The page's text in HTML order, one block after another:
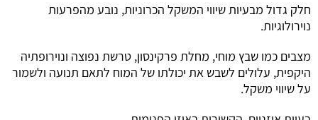
חלק גדול מבעיות שיווי המשקל הכרוניות, נובע מהפרעות
נוירולוגיות.
מצבים כמו שבץ מוחי, מחלת פרקינסון, טרשת נפוצה ונוירופתיה
היקפית, עלולים לשבש את יכולתו של המוח לתאם תנועה ולשמור
על שיווי משקל.